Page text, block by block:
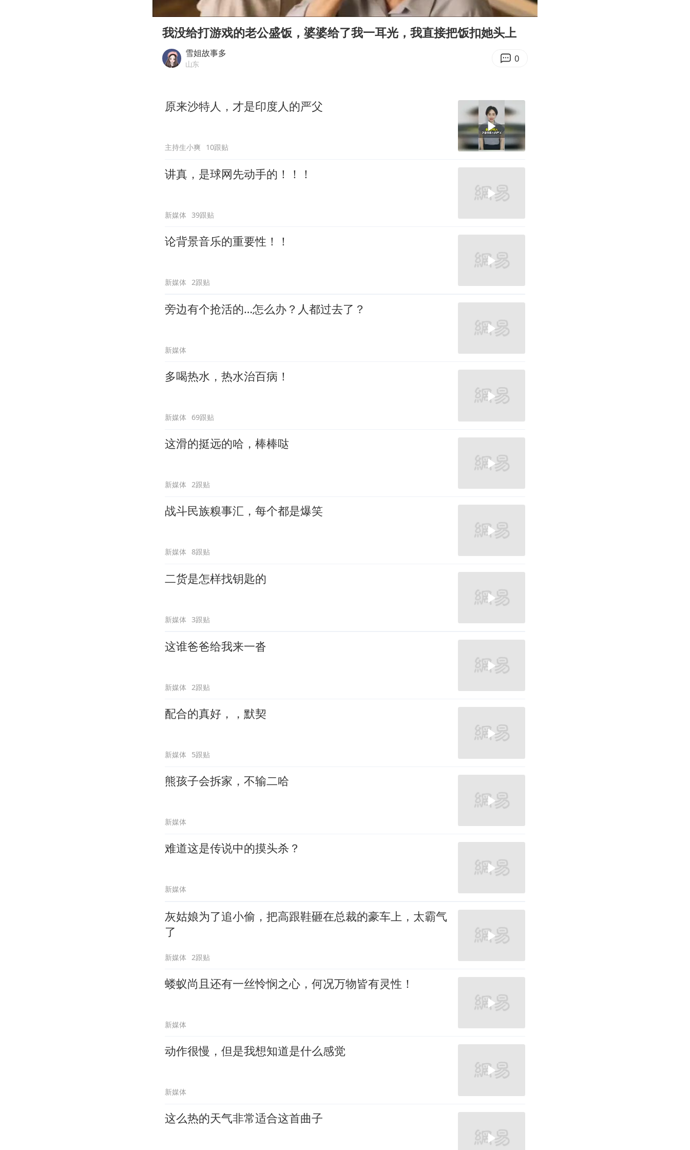
乘客脱鞋散发异味 司机提醒反被怼
日本籍女网红在韩直播时自杀身亡
汕头市政府被约谈
25:06
Enter
我没给打游戏的老公盛饭，婆婆给了我一耳光，我直接把饭扣她头上
雪姐故事多
山东 0
原来沙特人，才是印度人的严父
主持生小爽 10跟贴
讲真，是球网先动手的！！！
新媒体 39跟贴
论背景音乐的重要性！！
新媒体 2跟贴
旁边有个抢活的…怎么办？人都过去了？
新媒体
多喝热水，热水治百病！
新媒体 69跟贴
这滑的挺远的哈，棒棒哒
新媒体 2跟贴
战斗民族糗事汇，每个都是爆笑
新媒体 8跟贴
二货是怎样找钥匙的
新媒体 3跟贴
这谁爸爸给我来一沓
新媒体 2跟贴
配合的真好，，默契
新媒体 5跟贴
熊孩子会拆家，不输二哈
新媒体
难道这是传说中的摸头杀？
新媒体
灰姑娘为了追小偷，把高跟鞋砸在总裁的豪车上，太霸气
了
新媒体 2跟贴
蝼蚁尚且还有一丝怜悯之心，何况万物皆有灵性！
新媒体
动作很慢，但是我想知道是什么感觉
新媒体
这么热的天气非常适合这首曲子